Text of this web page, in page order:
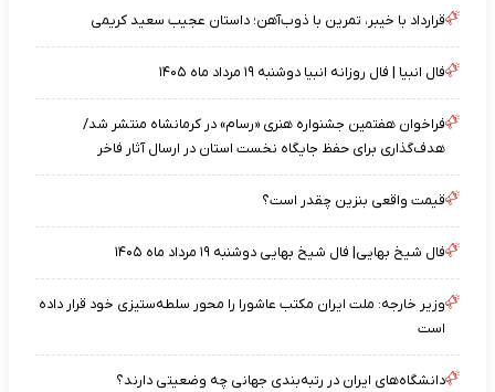
قرارداد با خیبر، تمرین با ذوب‌آهن؛ داستان عجیب سعید کریمی
فال انبیا | فال روزانه انبیا دوشنبه ۱۹ مرداد ماه ۱۴۰۵
فراخوان هفتمین جشنواره هنری «رسام» در کرمانشاه منتشر شد/
هدف‌گذاری برای حفظ جایگاه نخست استان در ارسال آثار فاخر
قیمت واقعی بنزین چقدر است؟
فال شیخ بهایی| فال شیخ بهایی دوشنبه ۱۹ مرداد ماه ۱۴۰۵
وزیر خارجه: ملت ایران مکتب عاشورا را محور سلطه‌ستیزی خود قرار داده
است
دانشگاه‌های ایران در رتبه‌بندی جهانی چه وضعیتی دارند؟